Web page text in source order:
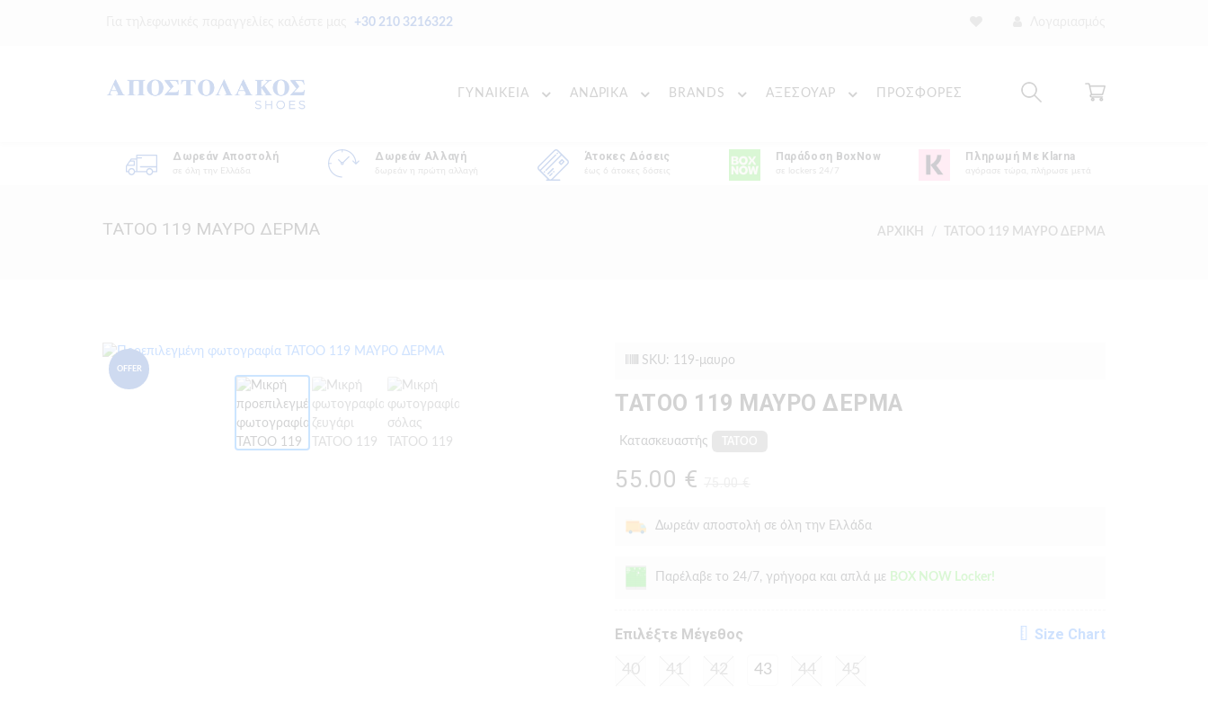
+30 210 3216322
ΓΥΝΑΙΚΕΙΑ ΑΝΔΡΙΚΑ BRANDS ΑΞΕΣΟΥΑΡ ΠΡΟΣΦΟΡΕΣ
Δωρεάν Αποστολή
σε όλη την Ελλάδα
Δωρεάν Αλλαγή
δωρεάν η πρώτη αλλαγή
Άτοκες Δόσεις
έως 6 άτοκες δόσεις
Παράδοση BoxNow
σε lockers 24/7
Πληρωμή Με Klarna
αγόρασε τώρα, πλήρωσε μετά
TATOO 119 ΜΑΥΡΟ ΔΕΡΜΑ ΑΡΧΙΚΗ TATOO 119 ΜΑΥΡΟ ΔΕΡΜΑ
OFFER
SKU: 119-μαυρο
TATOO 119 ΜΑΥΡΟ ΔΕΡΜΑ
Κατασκευαστής
55.00 €
Δωρεάν αποστολή σε όλη την Ελλάδα
Παρέλαβε το 24/7, γρήγορα και απλά με BOX NOW Locker!
Eπιλέξτε Μέγεθος Size Chart
40 41 42 43 44 45